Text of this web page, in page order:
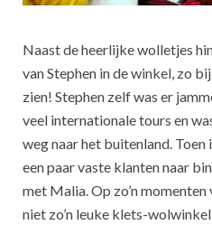
Naast de heerlijke wolletjes
van Stephen in de winkel, zo
zien! Stephen zelf was er
veel internationale tours en
weg naar het buitenland.
een paar vaste klanten naar
met Malia. Op zo’n
niet zo’n leuke klets-